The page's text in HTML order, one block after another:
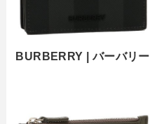
BURBERRY | バーバリー